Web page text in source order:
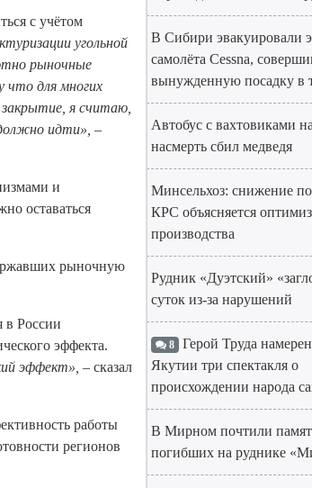
с учётом
угольной
рыночные
что для многих
закрытие, я считаю,
идти», –
и
оставаться
рыночную
в России
эффекта.
эффект», – сказал
работы
регионов
В Сибири эвакуировали
самолёта Cessna,
вынужденную посадку в
Автобус с вахтовиками
насмерть сбил медведя
Минсельхоз: снижение
КРС объясняется
производства
Рудник «Дуэтский»
суток из-за нарушений
8 Герой Труда
Якутии три спектакля о
происхождении народа
В Мирном почтили
погибших на руднике